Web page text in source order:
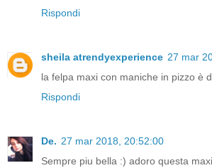
Rispondi
sheila atrendyexperience 27 mar
la felpa maxi con maniche in pizzo è
Rispondi
De. 27 mar 2018, 20:52:00
Sempre piu bella :) adoro questa